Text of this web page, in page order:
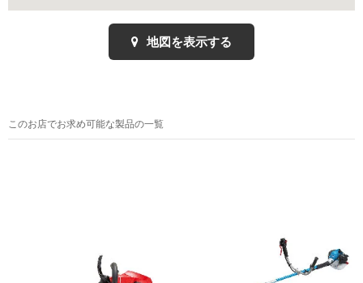
地図を表示する
このお店でお求め可能な製品の一覧